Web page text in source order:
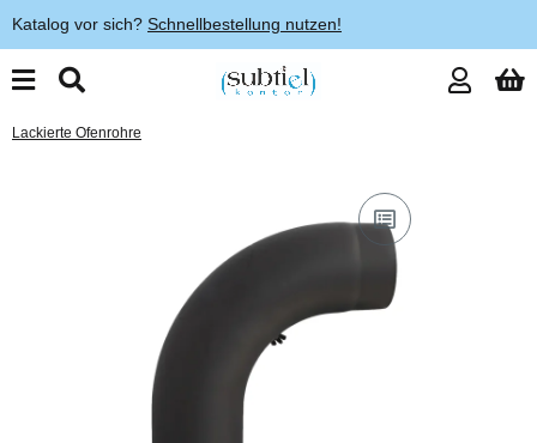
Katalog vor sich? Schnellbestellung nutzen!
Lackierte Ofenrohre